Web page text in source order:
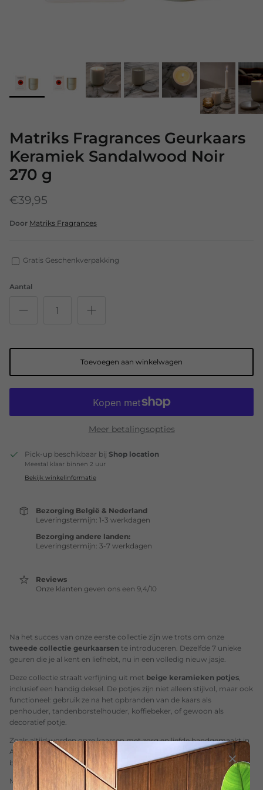
Matriks Fragrances Geurkaars
Keramiek Sandalwood Noir
270 g
€39,95
Door Matriks Fragrances
Gratis Geschenkverpakking
Aantal
Toevoegen aan winkelwagen
Meer betalingsopties
Pick-up beschikbaar bij Shop location
Meestal klaar binnen 2 uur
Bekijk winkelinformatie
Bezorging België & Nederland
Leveringstermijn: 1-3 werkdagen
Bezorging andere landen:
Leveringstermijn: 3-7 werkdagen
Reviews
Onze klanten geven ons een 9,4/10
Na het succes van onze eerste collectie zijn we trots om onze
tweede collectie geurkaarsen te introduceren. Dezelfde 7 unieke
geuren die je al kent en liefhebt, nu in een volledig nieuw jasje.
Deze collectie straalt verfijning uit met beige keramieken potjes,
inclusief een handig deksel. De potjes zijn niet alleen stijlvol, maar ook
functioneel: gebruik ze na het opbranden van de kaars als
penhouder, tandenborstelhouder, koffiebeker, of gewoon als
decoratief potje.
Zoals altijd worden onze kaarsen met zorg en liefde handgemaakt in
Antwerpen. Ze zijn gemaakt van 100% milieuvriendelijke was en
bieden een indrukwekkende brandtijd van 60 uur.
Met ons oog voor detail en duurzaamheid brengen we eenvoud en